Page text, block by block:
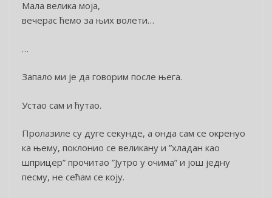
Мала велика моја,
вечерас ћемо за њих волети…
…
Запало ми је да говорим после њега.
Устао сам и ћутао.
Пролазиле су дуге секунде, а онда сам се окренуо
ка њему, поклонио се великану и ”хладан као
шприцер” прочитао ”Јутро у очима” и још једну
песму, не сећам се коју.